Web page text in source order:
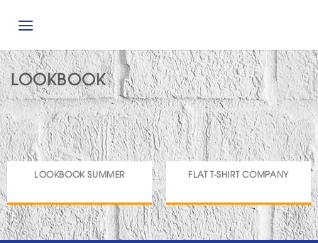
LOOKBOOK
LOOKBOOK SUMMER FLAT T-SHIRT COMPANY